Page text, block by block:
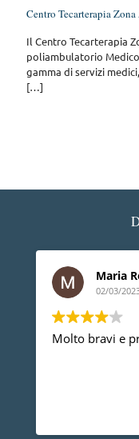
Centro Tecarterapia
Il Centro Tecarterapia
poliambulatorio
gamma di servizi
[…]
Maria
02/03/
Molto bravi e